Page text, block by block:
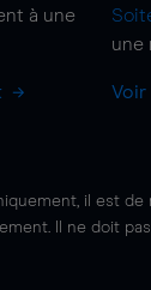
à une
une
Voir
il est
Il ne doit